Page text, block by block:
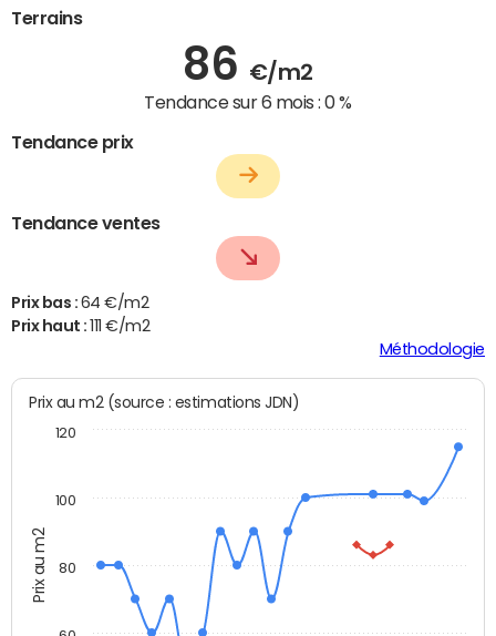
Terrains
86 €/m2
Tendance sur 6 mois :0 %
Tendance prix
Tendance ventes
Prix bas : 64 €/m2
Prix haut :
111 €/m2
Méthodologie
Prix au m2
Prix au m2 (source : estimations JDN)
80
100
120